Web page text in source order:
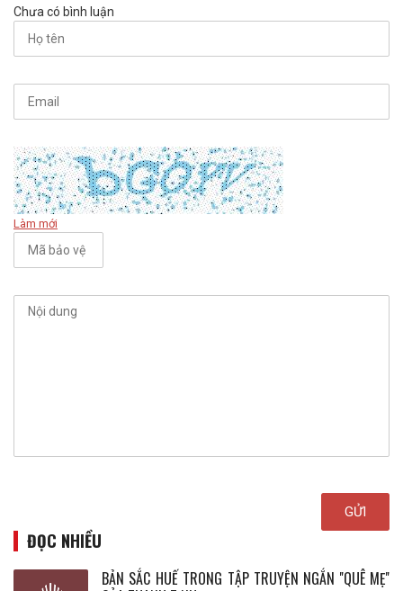
Chưa có bình luận
Làm mới
ĐỌC NHIỀU
BẢN SẮC HUẾ TRONG TẬP TRUYỆN NGẮN ''QUÊ MẸ''